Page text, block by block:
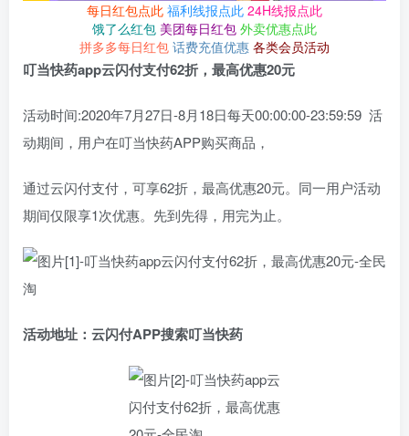
每日红包点此 福利线报点此 24H线报点此
饿了么红包 美团每日红包 外卖优惠点此
拼多多每日红包 话费充值优惠 各类会员活动
叮当快药app云闪付支付62折，最高优惠20元
活动时间:2020年7月27日-8月18日每天00:00:00-23:59:59 活
动期间，用户在叮当快药APP购买商品，
通过云闪付支付，可享62折，最高优惠20元。同一用户活动
期间仅限享1次优惠。先到先得，用完为止。
活动地址：云闪付APP搜索叮当快药